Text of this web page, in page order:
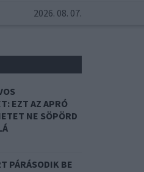
2026. 08. 07.
EZT AZ APRÓ
NE SÖPÖRD
PÁRÁSODIK BE